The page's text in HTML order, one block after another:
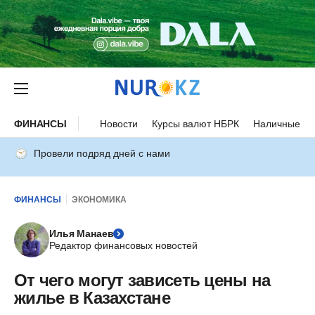
ФИНАНСЫ Новости Курсы валют НБРК Наличные
Провели подряд дней с нами
ФИНАНСЫ ЭКОНОМИКА
Илья Манаев
Редактор финансовых новостей
От чего могут зависеть цены на
жилье в Казахстане